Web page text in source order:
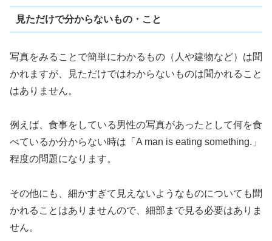
見ただけで分からないもの・こと
写真をみることで簡単にわかるもの（人や建物など）は聞
かれますが、見ただけではわからないものは聞かれること
はありません。
例えば、食事をしている男性の写真があったとして何を食
べているか分からない時は「A man is eating something.」
程度の問題になります。
その他にも、細かすぎて見えないようなものについても聞
かれることはありませんので、細部まで見る必要はありま
せん。